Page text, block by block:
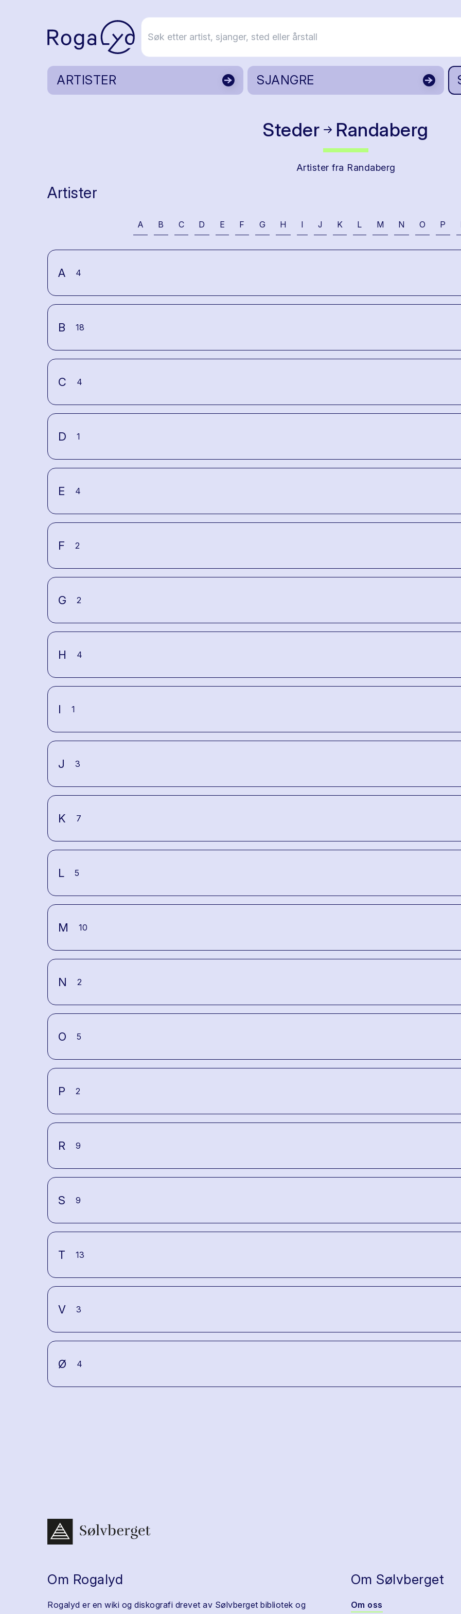
ARTISTER SJANGRE
Steder Randaberg
Artister fra Randaberg
Artister
A B C D E F G H I J K L M N O P
A 4
B 18
C 4
D 1
E 4
F 2
G 2
H 4
I 1
J 3
K 7
L 5
M 10
N 2
O 5
P 2
R 9
S 9
T 13
V 3
Ø 4
Om Rogalyd
Rogalyd er en wiki og diskografi drevet av Sølvberget bibliotek og
Om Sølvberget
Om oss